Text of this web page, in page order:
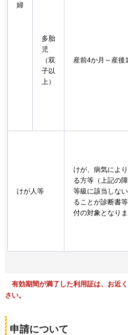
婦
多胎
児
（双
子以
上）
産前4か月～産後
けが人等
けが、病気によ
る方等（上記の
等級に該当しな
ることが診断書
付の対象となりま
有効期間が満了した利用証は、お近
さい。
申請について